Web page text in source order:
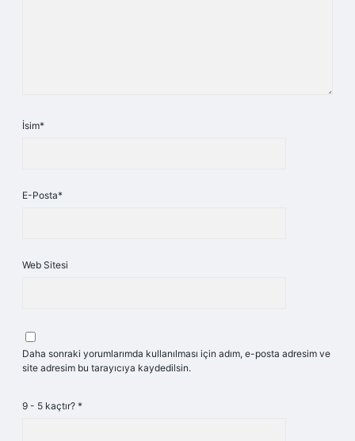
İsim*
E-Posta*
Web Sitesi
Daha sonraki yorumlarımda kullanılması için adım, e-posta adresim ve
site adresim bu tarayıcıya kaydedilsin.
9 - 5 kaçtır? *